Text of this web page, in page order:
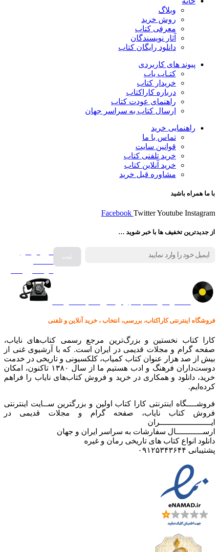
وبلاگ
روش خرید
معرفی کتاب
آثار نویسندگان
دانلود رایگان کتاب
پیوند های کاربردی
کتـاب یاب
خریدار کتاب
درباره کاراکتاب
راهنمای عودت کتاب
ارسال کتاب به سراسر جهان
راهنمایی خرید
تماس با ما
قوانین سایت
خرید تلفنی کتاب
خرید آنلاین کتاب
مشاوره قبل خرید
با ما همراه باشید
Facebook TwitterYoutube Instagram
از جدیدترین تخفیف ها با خبر شوید …
فروش انواع
فروشگاه اینترنتی کاراکتاب، بررسی، انتخاب ، خرید آنلاین و تلفنی
کارا کتاب نخستین و بزرگ‌ترین مرجع رسمی کتاب‌های نایاب،
صفحه گرام و مجلات قدیمی در ایران است. که با آرشیوی غنی از
بیش از صد هزار عنوان کتاب کمیاب، کلکسیونی و تاریخی در خدمت
دوست‌داران فرهنگ و ادب هستیم ما از سال ۱۳۸۰ تاکنون، امکان
خرید، دانلود و همکاری در خرید و فروش کتاب‌های نایاب را فراهم
کرده‌ایم.
فروشــــگاه اینترنتی کارا کتاب اولین و بزرگترین ســایت اینترنتی
فروش کتاب نایاب، صفحه گرام و مجلات قدیمی در
ایـــــــــــــــــــــران
ارســـــــــــال سفارشات به سراسر ایران و جهان
دانلود انواع کتاب های تاریخی رمان و غیره
پشتیبانی ۰۹۱۲۵۳۴۳۶۴۴